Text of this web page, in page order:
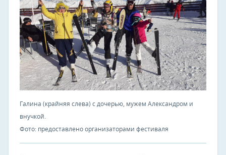
Галина (крайняя слева) с дочерью, мужем Александром и
внучкой.
Фото: предоставлено организаторами фестиваля